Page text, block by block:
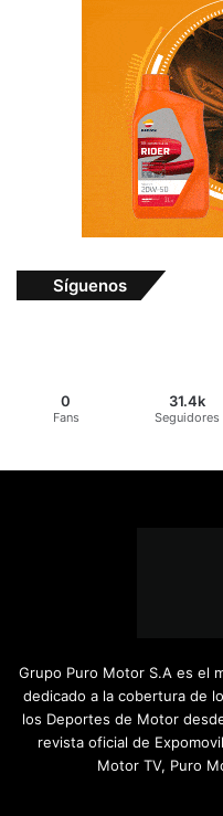
Síguenos
0
Fans
31.4k
Seguidores
Grupo Puro Motor S.A es el
dedicado a la cobertura de
los Deportes de Motor
revista oficial de
Motor TV, Puro